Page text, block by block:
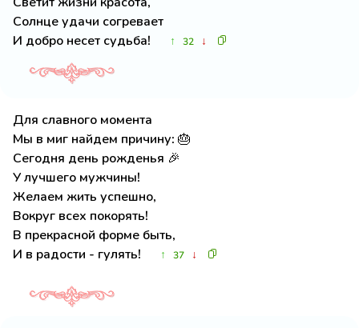
Солнце удачи согревает
И добро несет судьба!
↑ 32 ↓
Для славного момента
Мы в миг найдем причину: 🎂
Сегодня день рожденья 🎉
У лучшего мужчины!
Желаем жить успешно,
Вокруг всех покорять!
В прекрасной форме быть,
И в радости - гулять!
↑ 37 ↓